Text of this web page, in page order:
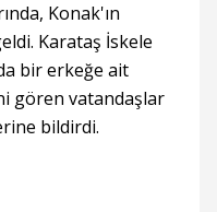
Konak'ın
Karataş İskele
bir erkeğe ait
gören vatandaşlar
bildirdi.